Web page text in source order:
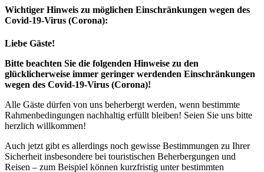
Wichtiger Hinweis zu möglichen Ein­schränk­ungen wegen des
Covid-19-Virus (Corona):
Liebe Gäste!
Bitte beachten Sie die folgenden Hinweise zu den
glücklicherweise immer geringer werdenden Einschränkungen
wegen des Covid-19-Virus (Corona)!
Alle Gäste dürfen von uns beherbergt werden, wenn bestimmte
Rahmenbedingungen nachhaltig erfüllt bleiben! Seien Sie uns bitte
herzlich willkommen!
Auch jetzt gibt es allerdings noch gewisse Bestimmungen zu Ihrer
Sicherheit insbesondere bei touristischen Beherbergungen und
Reisen – zum Beispiel können kurzfristig unter bestimmten